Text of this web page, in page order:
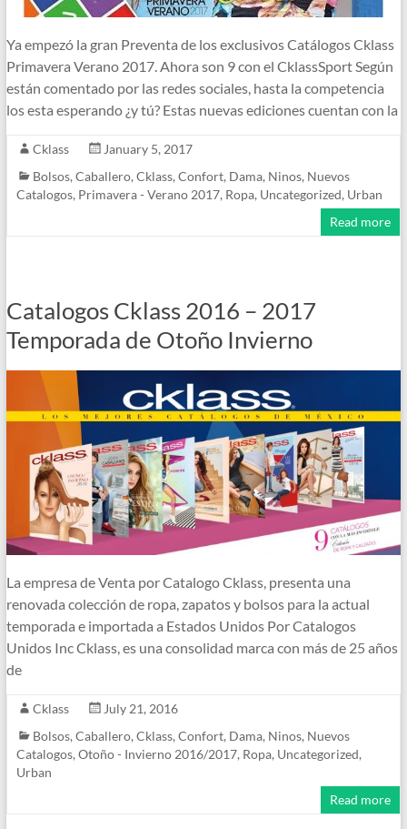
Ya empezó la gran Preventa de los exclusivos Catálogos Cklass
Primavera Verano 2017. Ahora son 9 con el CklassSport Según
están comentado por las redes sociales, hasta la competencia
los esta esperando ¿y tú? Estas nuevas ediciones cuentan con la
Cklass
January 5, 2017
Bolsos, Caballero, Cklass, Confort, Dama, Ninos, Nuevos
Catalogos, Primavera - Verano 2017, Ropa, Uncategorized, Urban
Read more
Catalogos Cklass 2016 – 2017
Temporada de Otoño Invierno
La empresa de Venta por Catalogo Cklass, presenta una
renovada colección de ropa, zapatos y bolsos para la actual
temporada e importada a Estados Unidos Por Catalogos
Unidos Inc Cklass, es una consolidad marca con más de 25 años
de
Cklass
July 21, 2016
Bolsos, Caballero, Cklass, Confort, Dama, Ninos, Nuevos
Catalogos, Otoño - Invierno 2016/2017, Ropa, Uncategorized,
Urban
Read more